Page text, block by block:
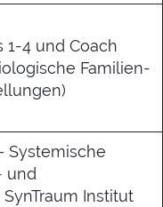
1-4 und Coach
Familien-
Systemische
und
Institut